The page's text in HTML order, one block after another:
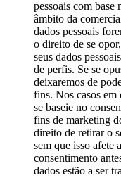
pessoais com
âmbito da
dados pessoais
o direito de se
seus dados
de perfis. Se se
deixaremos de
fins. Nos casos em
se baseie no
fins de marketing
direito de retirar o
sem que isso afete
consentimento
dados estão a ser